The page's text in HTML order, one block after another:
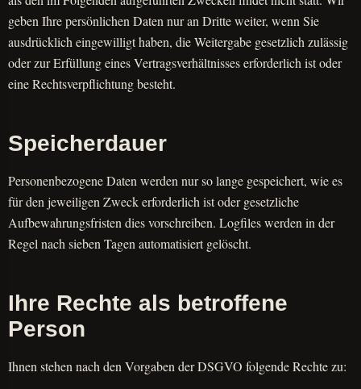
geben Ihre persönlichen Daten nur an Dritte weiter, wenn Sie
ausdrücklich eingewilligt haben, die Weitergabe gesetzlich zulässig
oder zur Erfüllung eines Vertragsverhältnisses erforderlich ist oder
eine Rechtsverpflichtung besteht.
Speicherdauer
Personenbezogene Daten werden nur so lange gespeichert, wie es
für den jeweiligen Zweck erforderlich ist oder gesetzliche
Aufbewahrungsfristen dies vorschreiben. Logfiles werden in der
Regel nach sieben Tagen automatisiert gelöscht.
Ihre Rechte als betroffene
Person
Ihnen stehen nach den Vorgaben der DSGVO folgende Rechte zu: